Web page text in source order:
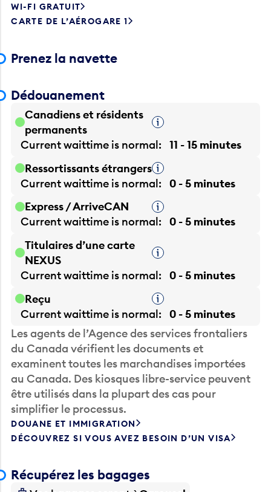
CARTE DE L’AÉROGARE 1
Canadiens et résidents
permanents
Current waittime is
normal
Current waittime isnormal
Current waittime isnormal
NEXUS
Current waittime is
normal
Current waittime is
normal
Les agents de l’Agence des services frontaliers
du Canada vérifient les documents et
examinent toutes les marchandises importées
au Canada. Des kiosques libre-service peuvent
être utilisés dans la plupart des cas pour
simplifier le processus.
DOUANE ET IMMIGRATION
DÉCOUVREZ SI VOUS AVEZ BESOIN D’UN VISA
Vos bagages seront àCarousel